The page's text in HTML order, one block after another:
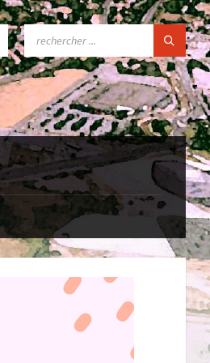
SEARCH: